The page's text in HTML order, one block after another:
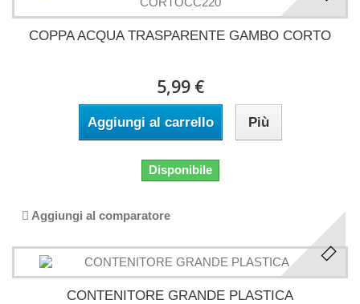
COPPA ACQUA TRASPARENTE GAMBO CORTO
5,99 €
Aggiungi al carrello Più
Disponibile
Aggiungi al comparatore
CONTENITORE GRANDE PLASTICA